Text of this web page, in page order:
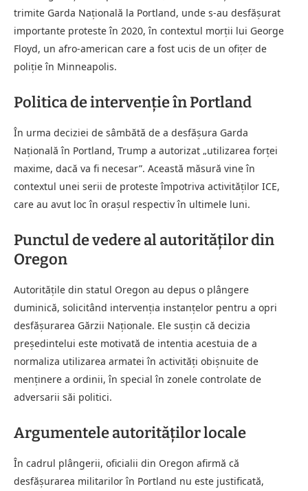
trimite Garda Națională la Portland, unde s-au desfășurat
importante proteste în 2020, în contextul morții lui George
Floyd, un afro-american care a fost ucis de un ofițer de
poliție în Minneapolis.
Politica de intervenție în Portland
În urma deciziei de sâmbătă de a desfășura Garda
Națională în Portland, Trump a autorizat „utilizarea forței
maxime, dacă va fi necesar”. Această măsură vine în
contextul unei serii de proteste împotriva activităților ICE,
care au avut loc în orașul respectiv în ultimele luni.
Punctul de vedere al autorităților din
Oregon
Autoritățile din statul Oregon au depus o plângere
duminică, solicitând intervenția instanțelor pentru a opri
desfășurarea Gărzii Naționale. Ele susțin că decizia
președintelui este motivată de intentia acestuia de a
normaliza utilizarea armatei în activități obișnuite de
menținere a ordinii, în special în zonele controlate de
adversarii săi politici.
Argumentele autorităților locale
În cadrul plângerii, oficialii din Oregon afirmă că
desfășurarea militarilor în Portland nu este justificată,